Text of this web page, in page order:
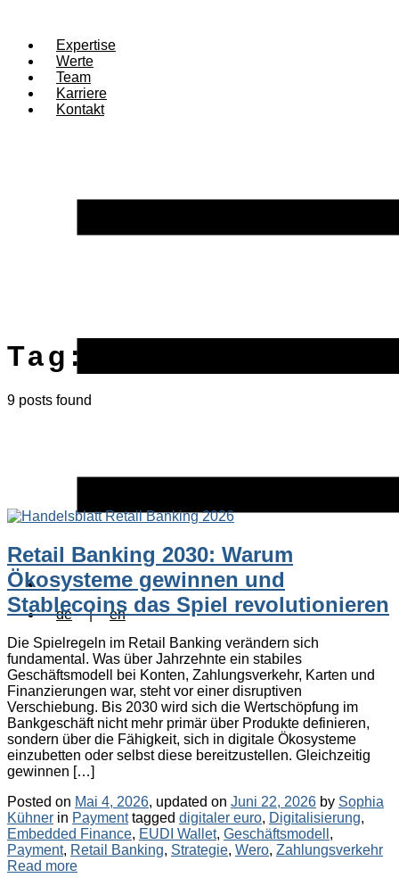
Expertise
Werte
Team
Karriere
Kontakt
de | en
Tag:
9 posts found
Retail Banking 2030: Warum
Ökosysteme gewinnen und
Stablecoins das Spiel revolutionieren
Die Spielregeln im Retail Banking verändern sich
fundamental. Was über Jahrzehnte ein stabiles
Geschäftsmodell bei Konten, Zahlungsverkehr, Karten und
Finanzierungen war, steht vor einer disruptiven
Verschiebung. Bis 2030 wird sich die Wertschöpfung im
Bankgeschäft nicht mehr primär über Produkte definieren,
sondern über die Fähigkeit, sich in digitale Ökosysteme
einzubetten oder selbst diese bereitzustellen. Gleichzeitig
gewinnen […]
Posted on Mai 4, 2026, updated on Juni 22, 2026 by Sophia
Kühner in Categories
Paymenttagged Tags
digitaler euro, Digitalisierung,
Embedded Finance, EUDI Wallet, Geschäftsmodell ,
Payment, Retail Banking, Strategie, Wero, Zahlungsverkehr
Read more